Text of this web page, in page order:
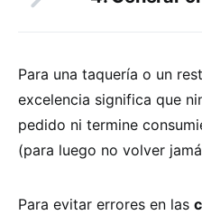
Para una taquería o un
excelencia significa que
pedido ni termine
(para luego no volver
Para evitar errores en las